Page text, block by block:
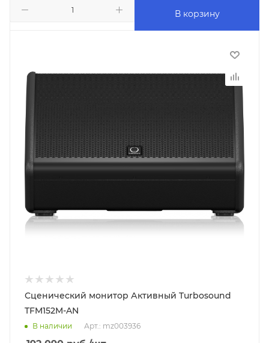
В корзину
Сценический монитор Активный Turbosound
TFM152M-AN
В наличии Арт.: mz003936